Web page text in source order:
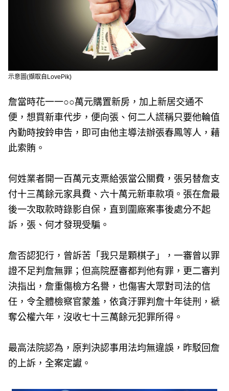
示意圖(擷取自LovePik)
詹當時花一一○○萬元購置新房，加上新居交通不
便，想買新車代步，便向張、何二人謊稱只要他輪值
內勤時按鈴申告，即可由他主導法辦張春鳳等人，藉
此索賄。
何姓業者開一百萬元支票給張當公關費，張另替詹支
付十三萬餘元家具費、六十萬元新車款項。張在詹最
後一次取款時錄影自保，直到圍廠案事後處分不起
訴，張、何才發現受騙。
詹否認犯行，曾訴苦「我只是顆棋子」，一審曾以罪
證不足判詹無罪；但高院歷審都判他有罪，更二審判
決指出，詹重傷檢方名譽，也傷害大眾對司法的信
任，令全體檢察官蒙羞，依貪汙罪判詹十年徒刑，褫
奪公權六年，沒收七十三萬餘元犯罪所得。
最高法院認為，原判決認事用法均無違誤，昨駁回詹
的上訴，全案定讞。